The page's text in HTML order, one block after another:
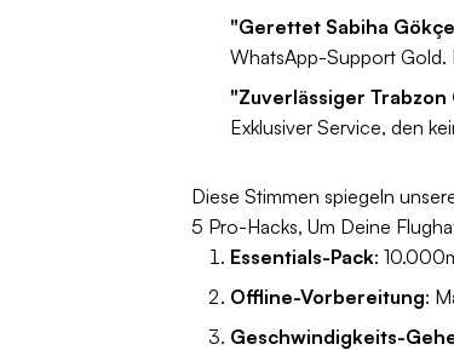
"Gerettet Sabiha
WhatsApp-Support Gold.
"Zuverlässiger Trabzon
Exklusiver Service, den
Diese Stimmen spiegeln
5 Pro-Hacks, Um Deine
Essentials-Pack:
Offline-Vorbereitung:
Geschwindigkeits-